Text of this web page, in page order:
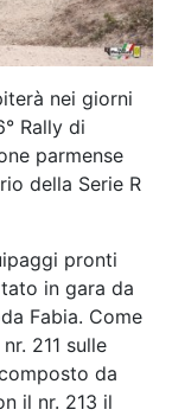
nei giorni
Rally di
parmense
della Serie R
pronti
in gara da
Fabia. Come
211 sulle
da
il nr. 213 il